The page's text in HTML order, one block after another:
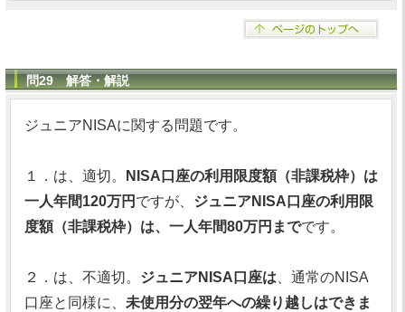
問29 解答・解説
ジュニアNISAに関する問題です。
１．は、適切。
NISA口座の利用限度額（非課税枠）は
一人年間120万円 ですが、 ジュニアNISA口座の利用限
度額（非課税枠）は、一人年間80万円までです。
２．は、不適切。 ジュニアNISA口座は 、通常のNISA
口座と同様に、 未使用分の翌年への繰り越しはできま